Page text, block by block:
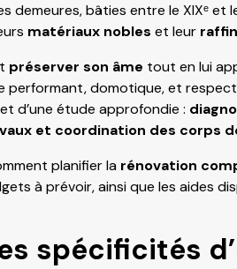
demeures, bâties entre le XIXᵉ et
matériaux nobles et leur
préserver son âme tout en lui
performant, domotique, et
d’une étude approfondie :
et coordination des corps
planifier la rénovation
à prévoir, ainsi que les aides
spécificités